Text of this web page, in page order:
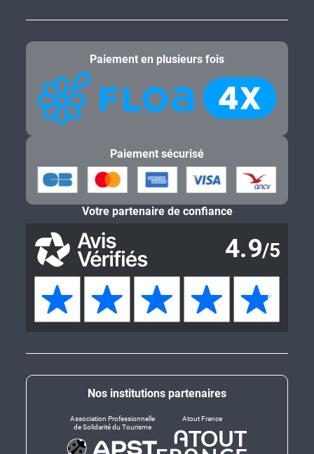
Nos institutions partenaires
Association Professionnelle
de Solidarité du Tourisme
Atout France
Paiement en plusieurs fois
Paiement sécurisé
Votre partenaire de confiance